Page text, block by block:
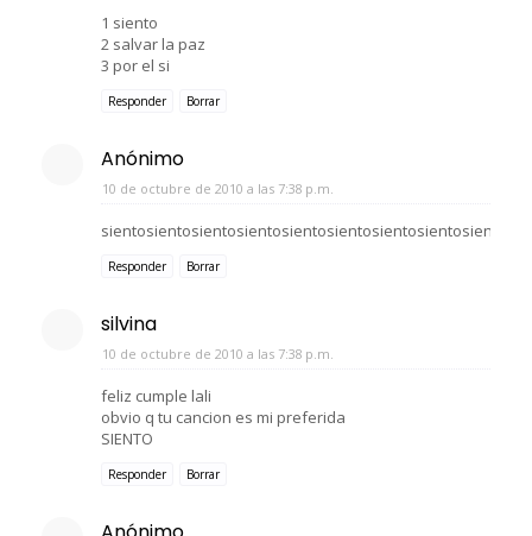
1 siento
2 salvar la paz
3 por el si
Responder Borrar
Anónimo
10 de octubre de 2010 a las 7:38 p.m.
Responder Borrar
silvina
10 de octubre de 2010 a las 7:38 p.m.
feliz cumple lali
obvio q tu cancion es mi preferida
SIENTO
Responder Borrar